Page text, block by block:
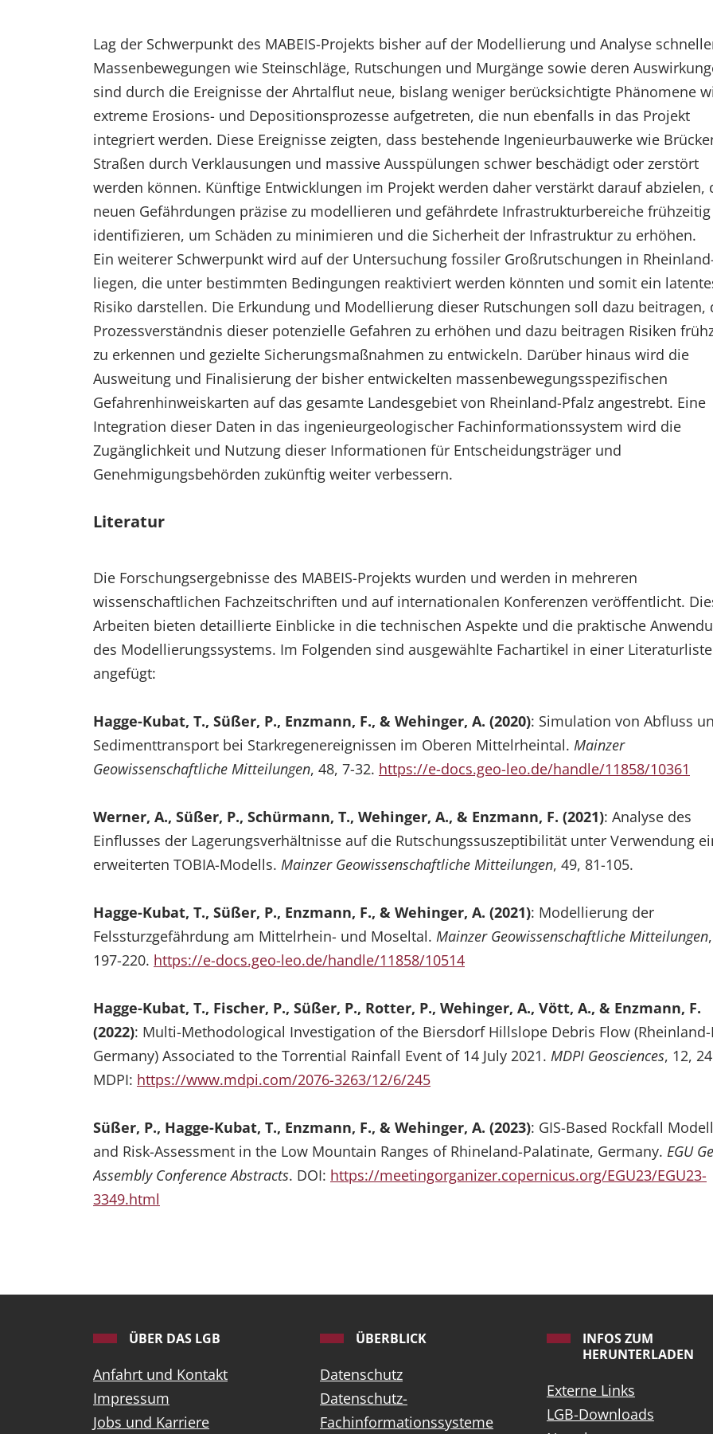
Lag der Schwerpunkt des MABEIS-Projekts bisher auf der Modellierung und Analyse
Massenbewegungen wie Steinschläge, Rutschungen und Murgänge sowie deren
sind durch die Ereignisse der Ahrtalflut neue, bislang weniger berücksichtigte Phänomene
extreme Erosions- und Depositionsprozesse aufgetreten, die nun ebenfalls in das Projekt
integriert werden. Diese Ereignisse zeigten, dass bestehende Ingenieurbauwerke wie
Straßen durch Verklausungen und massive Ausspülungen schwer beschädigt oder zerstört
werden können. Künftige Entwicklungen im Projekt werden daher verstärkt darauf abzielen,
neuen Gefährdungen präzise zu modellieren und gefährdete Infrastrukturbereiche frühzeitig
identifizieren, um Schäden zu minimieren und die Sicherheit der Infrastruktur zu erhöhen.
Ein weiterer Schwerpunkt wird auf der Untersuchung fossiler Großrutschungen in
liegen, die unter bestimmten Bedingungen reaktiviert werden könnten und somit ein
Risiko darstellen. Die Erkundung und Modellierung dieser Rutschungen soll dazu beitragen,
Prozessverständnis dieser potenzielle Gefahren zu erhöhen und dazu beitragen Risiken
zu erkennen und gezielte Sicherungsmaßnahmen zu entwickeln. Darüber hinaus wird die
Ausweitung und Finalisierung der bisher entwickelten massenbewegungsspezifischen
Gefahrenhinweiskarten auf das gesamte Landesgebiet von Rheinland-Pfalz angestrebt. Eine
Integration dieser Daten in das ingenieurgeologischer Fachinformationssystem wird die
Zugänglichkeit und Nutzung dieser Informationen für Entscheidungsträger und
Genehmigungsbehörden zukünftig weiter verbessern.
Literatur
Die Forschungsergebnisse des MABEIS-Projekts wurden und werden in mehreren
wissenschaftlichen Fachzeitschriften und auf internationalen Konferenzen veröffentlicht.
Arbeiten bieten detaillierte Einblicke in die technischen Aspekte und die praktische
des Modellierungssystems. Im Folgenden sind ausgewählte Fachartikel in einer Literaturliste
angefügt:
Hagge-Kubat, T., Süßer, P., Enzmann, F., & Wehinger, A. (2020): Simulation von Abfluss
Sedimenttransport bei Starkregenereignissen im Oberen Mittelrheintal. Mainzer
Geowissenschaftliche Mitteilungen, 48, 7-32. https://e-docs.geo-leo.de/handle/11858/10361
Werner, A., Süßer, P., Schürmann, T., Wehinger, A., & Enzmann, F. (2021): Analyse des
Einflusses der Lagerungsverhältnisse auf die Rutschungssuszeptibilität unter Verwendung
erweiterten TOBIA-Modells. Mainzer Geowissenschaftliche Mitteilungen, 49, 81-105.
Hagge-Kubat, T., Süßer, P., Enzmann, F., & Wehinger, A. (2021): Modellierung der
Felssturzgefährdung am Mittelrhein- und Moseltal. Mainzer Geowissenschaftliche Mitteilungen
197-220. https://e-docs.geo-leo.de/handle/11858/10514
Hagge-Kubat, T., Fischer, P., Süßer, P., Rotter, P., Wehinger, A., Vött, A., & Enzmann, F.
(2022): Multi-Methodological Investigation of the Biersdorf Hillslope Debris Flow (Rheinland-
Germany) Associated to the Torrential Rainfall Event of 14 July 2021. MDPI Geosciences, 12,
MDPI: https://www.mdpi.com/2076-3263/12/6/245
Süßer, P., Hagge-Kubat, T., Enzmann, F., & Wehinger, A. (2023): GIS-Based Rockfall
and Risk-Assessment in the Low Mountain Ranges of Rhineland-Palatinate, Germany. EGU
Assembly Conference Abstracts. DOI: https://meetingorganizer.copernicus.org/EGU23/EGU23-
3349.html
ÜBER DAS LGB
Anfahrt und Kontakt
Impressum
Jobs und Karriere
ÜBERBLICK
Datenschutz
Datenschutz-
Fachinformationssysteme
INFOS ZUM
HERUNTERLADEN
Externe Links
LGB-Downloads